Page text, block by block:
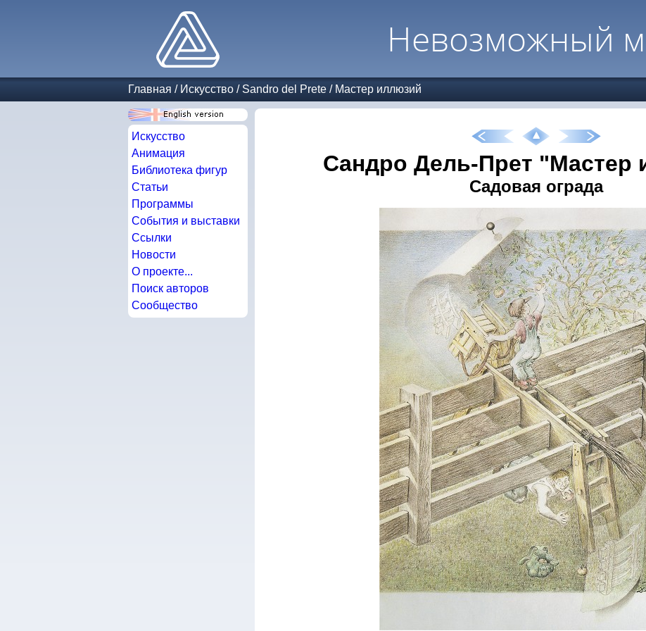
Невозможный
Главная / Искусство / Sandro del Prete / Мастер иллюзий
Искусство
Анимация
Библиотека фигур
Статьи
Программы
События и выставки
Ссылки
Новости
О проекте...
Поиск авторов
Сообщество
Сандро Дель-Прет "Мастер
Садовая ограда